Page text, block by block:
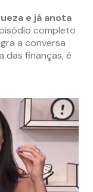
e já anota
completo
a conversa
das finanças, é